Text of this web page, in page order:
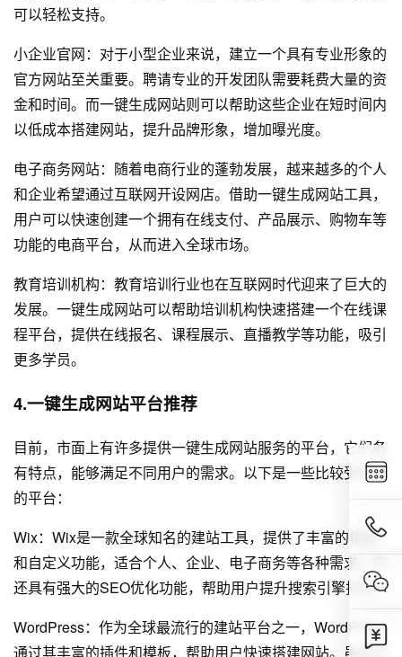
可以轻松支持。
小企业官网：对于小型企业来说，建立一个具有专业形象的
官方网站至关重要。聘请专业的开发团队需要耗费大量的资
金和时间。而一键生成网站则可以帮助这些企业在短时间内
以低成本搭建网站，提升品牌形象，增加曝光度。
电子商务网站：随着电商行业的蓬勃发展，越来越多的个人
和企业希望通过互联网开设网店。借助一键生成网站工具，
用户可以快速创建一个拥有在线支付、产品展示、购物车等
功能的电商平台，从而进入全球市场。
教育培训机构：教育培训行业也在互联网时代迎来了巨大的
发展。一键生成网站可以帮助培训机构快速搭建一个在线课
程平台，提供在线报名、课程展示、直播教学等功能，吸引
更多学员。
4.一键生成网站平台推荐
目前，市面上有许多提供一键生成网站服务的平台，它们各
有特点，能够满足不同用户的需求。以下是一些比较受欢迎
的平台：
Wix：Wix是一款全球知名的建站工具，提供了丰富的模板
和自定义功能，适合个人、企业、电子商务等各种需求。它
还具有强大的SEO优化功能，帮助用户提升搜索引擎排名。
WordPress：作为全球最流行的建站平台之一，WordPress
通过其丰富的插件和模板，帮助用户快速搭建网站。虽然它